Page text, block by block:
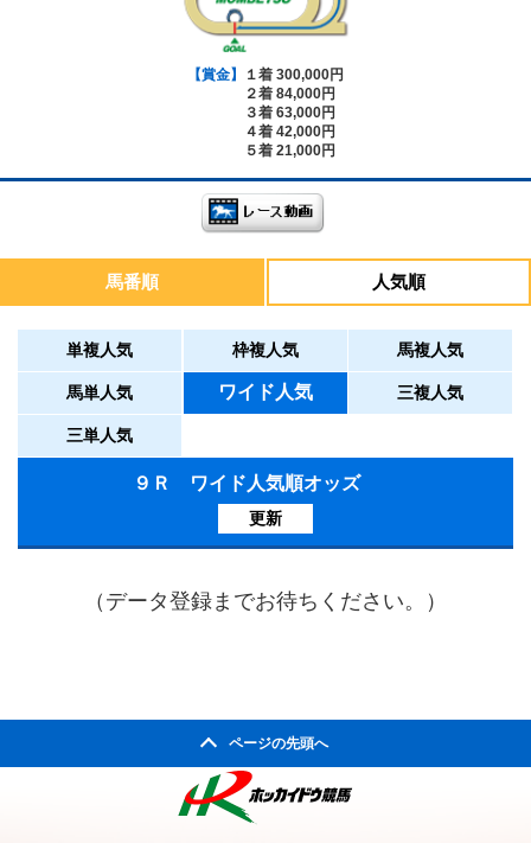
【賞金】
１着 300,000円
２着 84,000円
３着 63,000円
４着 42,000円
５着 21,000円
馬番順 人気順
単複人気 枠複人気 馬複人気
馬単人気 ワイド人気 三複人気
三単人気
９Ｒ ワイド人気順オッズ
更新
（データ登録までお待ちください。）
ページの先頭へ